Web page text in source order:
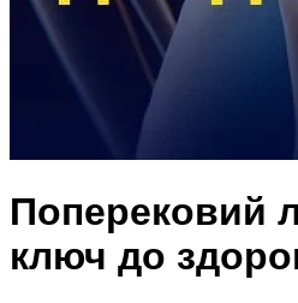
Поперековий
ключ до